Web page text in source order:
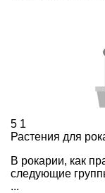
5 1
Растения для
В рокарии, как
следующие
...